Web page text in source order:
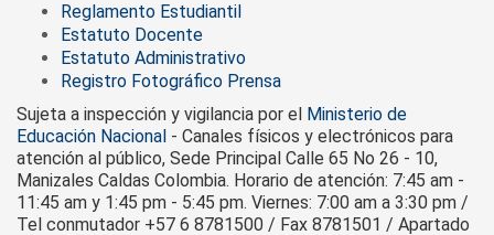
Reglamento Estudiantil
Estatuto Docente
Estatuto Administrativo
Registro Fotográfico Prensa
Sujeta a inspección y vigilancia por el
Ministerio de
Educación Nacional - Canales físicos y electrónicos para
atención al público, Sede Principal Calle 65 No 26 - 10,
Manizales Caldas Colombia. Horario de atención: 7:45 am -
11:45 am y 1:45 pm - 5:45 pm. Viernes: 7:00 am a 3:30 pm /
Tel conmutador +57 6 8781500 / Fax 8781501 / Apartado